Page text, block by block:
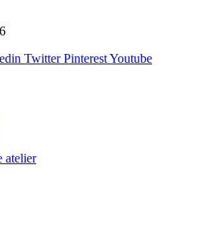
Twitter PinterestYoutube
atelier